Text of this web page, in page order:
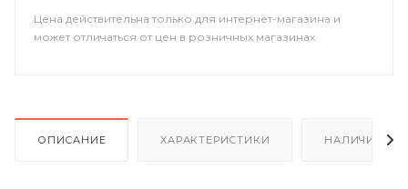
Цена действительна только для интернет-магазина и
может отличаться от цен в розничных магазинах
ОПИСАНИЕ ХАРАКТЕРИСТИКИ НАЛИЧИЕ В